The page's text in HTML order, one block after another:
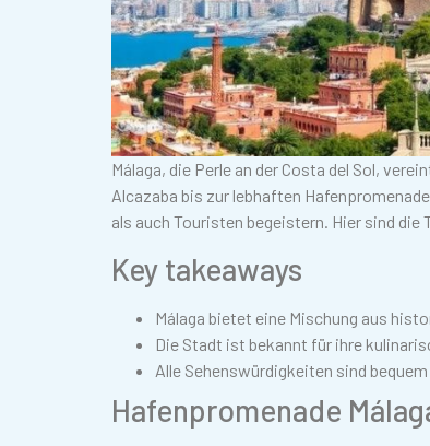
Málaga, die Perle an der Costa del Sol,
Alcazaba bis zur lebhaften
als auch Touristen begeistern. Hier sind
Key takeaways
Málaga bietet eine Mischung aus
Die Stadt ist bekannt für ihre
Alle Sehenswürdigkeiten sind bequem
Hafenpromenade